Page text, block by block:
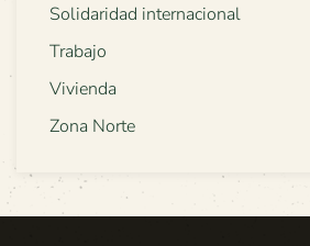
Solidaridad internacional
Trabajo
Vivienda
Zona Norte